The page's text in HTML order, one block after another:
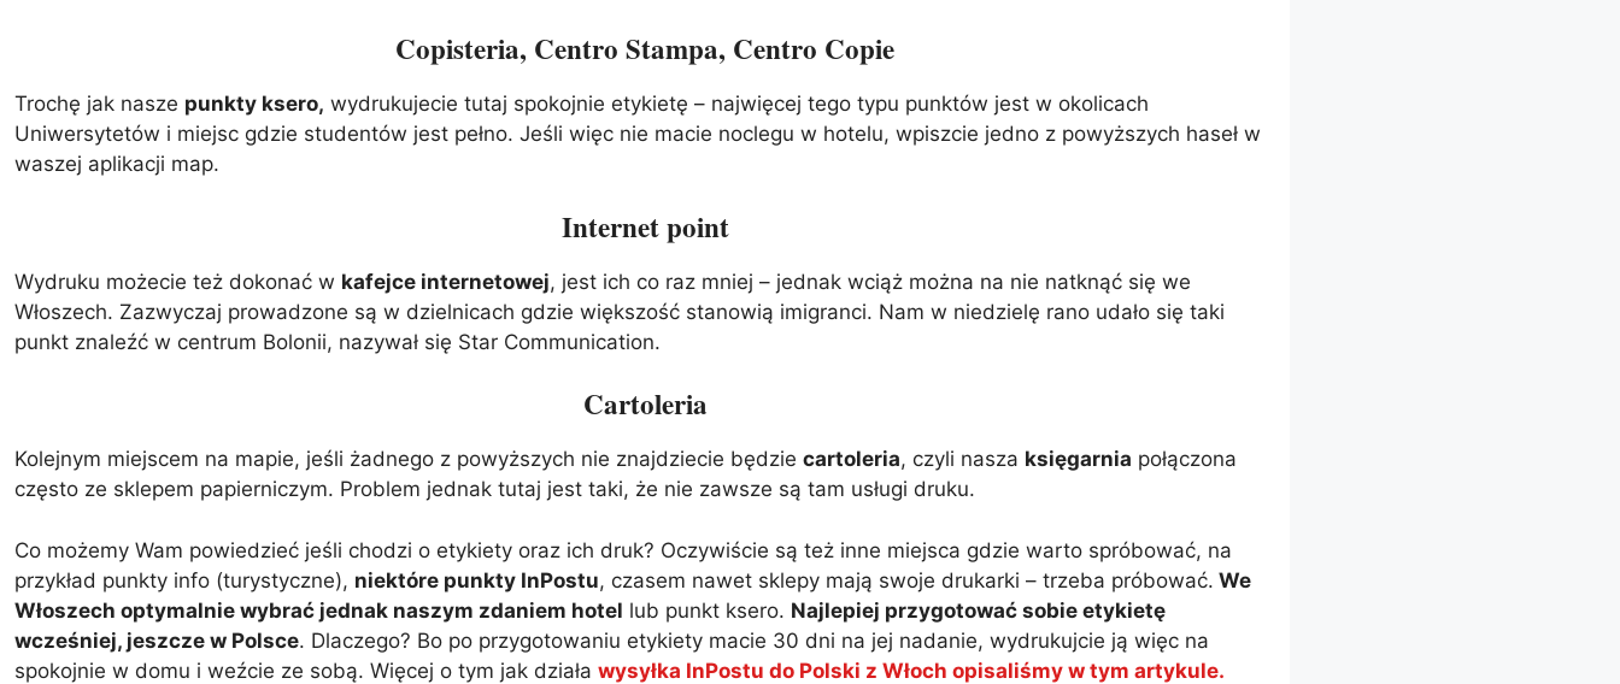
Copisteria, Centro Stampa, Centro Copie
Trochę jak nasze punkty ksero, wydrukujecie tutaj spokojnie etykietę – najwięcej tego typu punktów jest w okolicach
Uniwersytetów i miejsc gdzie studentów jest pełno. Jeśli więc nie macie noclegu w hotelu, wpiszcie jedno z powyższych haseł w
waszej aplikacji map.
Internet point
Wydruku możecie też dokonać w kafejce internetowej, jest ich co raz mniej – jednak wciąż można na nie natknąć się we
Włoszech. Zazwyczaj prowadzone są w dzielnicach gdzie większość stanowią imigranci. Nam w niedzielę rano udało się taki
punkt znaleźć w centrum Bolonii, nazywał się Star Communication.
Cartoleria
Kolejnym miejscem na mapie, jeśli żadnego z powyższych nie znajdziecie będzie cartoleria, czyli nasza księgarnia połączona
często ze sklepem papierniczym. Problem jednak tutaj jest taki, że nie zawsze są tam usługi druku.
Co możemy Wam powiedzieć jeśli chodzi o etykiety oraz ich druk? Oczywiście są też inne miejsca gdzie warto spróbować, na
przykład punkty info (turystyczne), niektóre punkty InPostu, czasem nawet sklepy mają swoje drukarki – trzeba próbować. We
Włoszech optymalnie wybrać jednak naszym zdaniem hotel lub punkt ksero. Najlepiej przygotować sobie etykietę
wcześniej, jeszcze w Polsce. Dlaczego? Bo po przygotowaniu etykiety macie 30 dni na jej nadanie, wydrukujcie ją więc na
spokojnie w domu i weźcie ze sobą. Więcej o tym jak działa wysyłka InPostu do Polski z Włoch opisaliśmy w tym artykule.